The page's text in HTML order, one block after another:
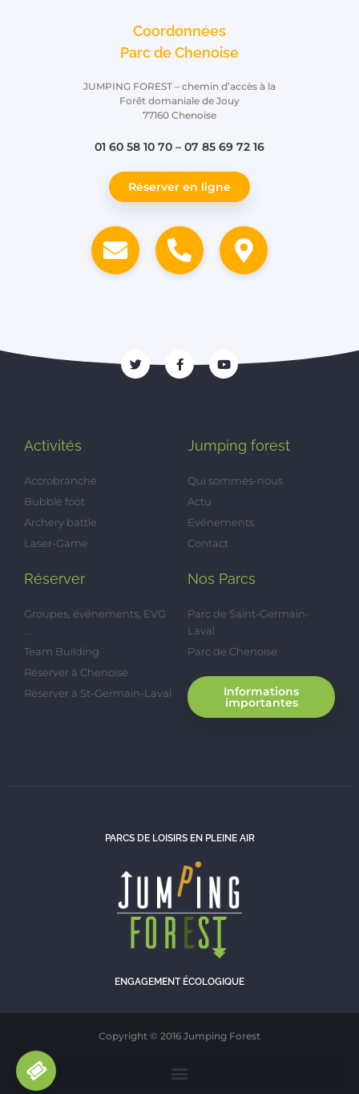
Coordonnées
Parc de Chenoise
JUMPING FOREST – chemin d’accès à la
Forêt domaniale de Jouy
77160 Chenoise
01 60 58 10 70 – 07 85 69 72 16
Réserver en ligne
Activités
Accrobranche
Bubble foot
Archery battle
Laser-Game
Jumping forest
Qui sommes-nous
Actu
Evénements
Contact
Réserver
Groupes, événements, EVG
Team Building
Réserver à Chenoise
Réserver à St-Germain-Laval
Nos Parcs
Parc de Saint-Germain-
Laval
Parc de Chenoise
Informations
importantes
PARCS DE LOISIRS EN PLEINE AIR
ENGAGEMENT ÉCOLOGIQUE
Copyright © 2016 Jumping Forest